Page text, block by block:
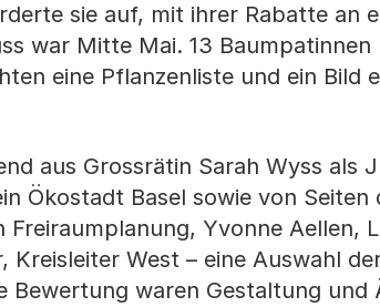
sie auf, mit ihrer Rabatte an
war Mitte Mai. 13 Baumpatinnen
eine Pflanzenliste und ein Bild
aus Grossrätin Sarah Wyss als
Ökostadt Basel sowie von Seiten
Yvonne Aellen,
West – eine Auswahl
waren Gestaltung und